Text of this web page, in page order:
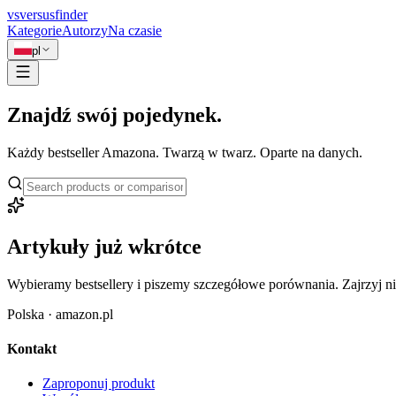
vsversusfinder
KategorieAutorzyNa czasie
pl
Znajdź swój pojedynek.
Każdy bestseller Amazona. Twarzą w twarz. Oparte na danych.
Artykuły już wkrótce
Wybieramy bestsellery i piszemy szczegółowe porównania. Zajrzyj
Polska · amazon.pl
Kontakt
Zaproponuj produkt